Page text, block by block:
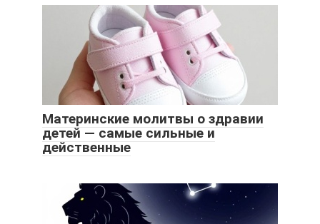
Материнские молитвы о здравии
детей — самые сильные и
действенные